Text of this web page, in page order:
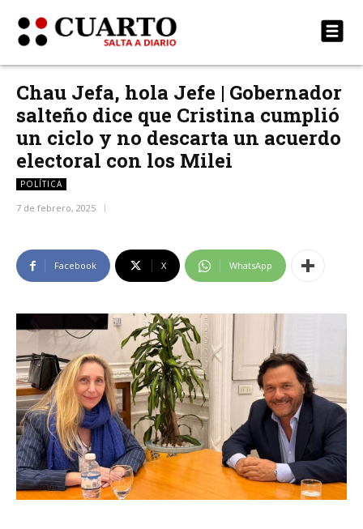
Chau Jefa, hola Jefe | Gobernador
salteño dice que Cristina cumplió
un ciclo y no descarta un acuerdo
electoral con los Milei
POLÍTICA
7 de febrero, 2025
Facebook X WhatsApp